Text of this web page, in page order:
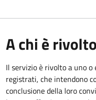
A chi è rivolto
Il servizio è rivolto a uno
registrati, che intendono
conclusione della loro